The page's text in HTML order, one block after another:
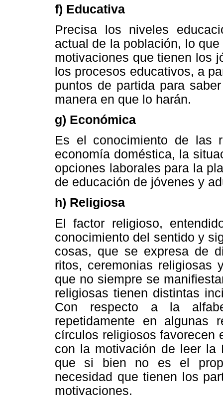
f) Educativa
Precisa los niveles
actual de la población, lo
motivaciones que tienen los
los procesos educativos, a
puntos de partida para
manera en que lo harán.
g) Económica
Es el conocimiento de las
economía doméstica, la
opciones laborales para la
de educación de jóvenes y
h) Religiosa
El factor religioso,
conocimiento del sentido y
cosas, que se expresa de
ritos, ceremonias religiosas
que no siempre se
religiosas tienen distintas
Con respecto a la
repetidamente en
círculos religiosos favorecen
con la motivación de leer la
que si bien no es el
necesidad que tienen los
motivaciones.